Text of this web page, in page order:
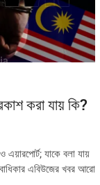
করা যায় কি?
যাকে বলা যায়
এবিউজের খবর আরো